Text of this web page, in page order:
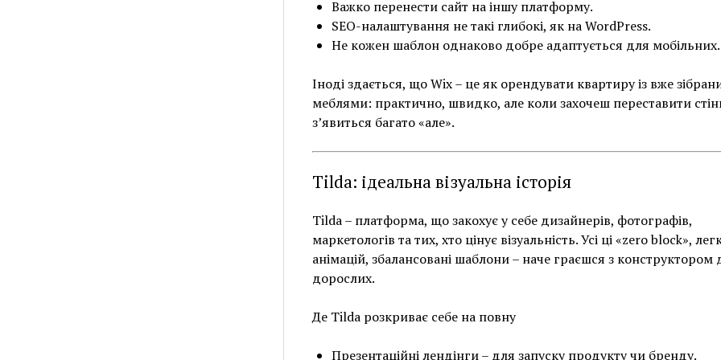
Важко перенести сайт на іншу платформу.
SEO-налаштування не такі глибокі, як на WordPress.
Не кожен шаблон однаково добре адаптується для мобільних.
Іноді здається, що Wix – це як орендувати квартиру із вже
меблями: практично, швидко, але коли захочеш переставити
з’явиться багато «але».
Tilda: ідеальна візуальна історія
Tilda – платформа, що закохує у себе дизайнерів, фотографів,
маркетологів та тих, хто цінує візуальність. Усі ці «zero block»,
анімацій, збалансовані шаблони – наче граєшся з конструктором
дорослих.
Де Tilda розкриває себе на повну
Презентаційні лендінги – для запуску продукту чи бренду.